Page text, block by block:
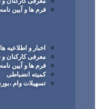
فرم ها و آیین
اخبار و اطلاعیه
معرفی کارکنان
فرم ها و آیین
کمیته انضباطی
تسهیلات وام